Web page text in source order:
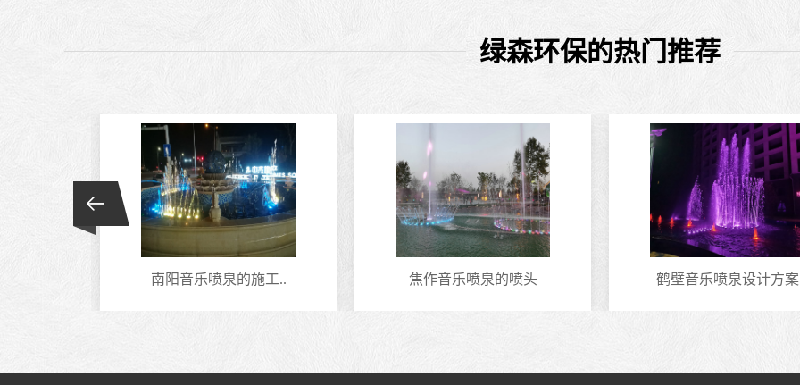
绿森环保的热门推荐
南阳音乐喷泉的施工.. 焦作音乐喷泉的喷头 鹤壁音乐喷泉设计方案